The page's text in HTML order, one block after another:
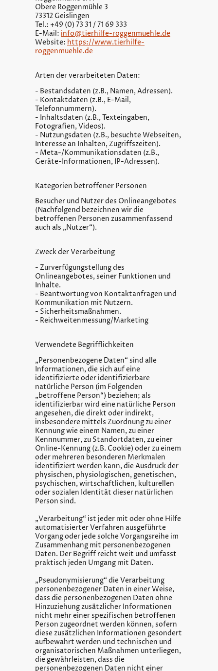
Obere Roggenmühle 3
73312 Geislingen
Tel.: +49 (0) 73 31 / 71 69 333
E-Mail: info@tierhilfe-roggenmuehle.de
Website: https://www.tierhilfe-
roggenmuehle.de
Arten der verarbeiteten Daten:
- Bestandsdaten (z.B., Namen, Adressen).
- Kontaktdaten (z.B., E-Mail,
Telefonnummern).
- Inhaltsdaten (z.B., Texteingaben,
Fotografien, Videos).
- Nutzungsdaten (z.B., besuchte Webseiten,
Interesse an Inhalten, Zugriffszeiten).
- Meta-/Kommunikationsdaten (z.B.,
Geräte-Informationen, IP-Adressen).
Kategorien betroffener Personen
Besucher und Nutzer des Onlineangebotes
(Nachfolgend bezeichnen wir die
betroffenen Personen zusammenfassend
auch als „Nutzer“).
Zweck der Verarbeitung
- Zurverfügungstellung des
Onlineangebotes, seiner Funktionen und
Inhalte.
- Beantwortung von Kontaktanfragen und
Kommunikation mit Nutzern.
- Sicherheitsmaßnahmen.
- Reichweitenmessung/Marketing
Verwendete Begrifflichkeiten
„Personenbezogene Daten“ sind alle
Informationen, die sich auf eine
identifizierte oder identifizierbare
natürliche Person (im Folgenden
„betroffene Person“) beziehen; als
identifizierbar wird eine natürliche Person
angesehen, die direkt oder indirekt,
insbesondere mittels Zuordnung zu einer
Kennung wie einem Namen, zu einer
Kennnummer, zu Standortdaten, zu einer
Online-Kennung (z.B. Cookie) oder zu einem
oder mehreren besonderen Merkmalen
identifiziert werden kann, die Ausdruck der
physischen, physiologischen, genetischen,
psychischen, wirtschaftlichen, kulturellen
oder sozialen Identität dieser natürlichen
Person sind.
„Verarbeitung“ ist jeder mit oder ohne Hilfe
automatisierter Verfahren ausgeführte
Vorgang oder jede solche Vorgangsreihe im
Zusammenhang mit personenbezogenen
Daten. Der Begriff reicht weit und umfasst
praktisch jeden Umgang mit Daten.
„Pseudonymisierung“ die Verarbeitung
personenbezogener Daten in einer Weise,
dass die personenbezogenen Daten ohne
Hinzuziehung zusätzlicher Informationen
nicht mehr einer spezifischen betroffenen
Person zugeordnet werden können, sofern
diese zusätzlichen Informationen gesondert
aufbewahrt werden und technischen und
organisatorischen Maßnahmen unterliegen,
die gewährleisten, dass die
personenbezogenen Daten nicht einer